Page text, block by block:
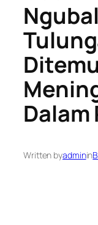
Dalam
Written byadminin